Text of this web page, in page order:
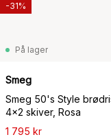
På lager
Smeg
Smeg 50's Style
4x2 skiver, Rosa
1 795 kr
-31%